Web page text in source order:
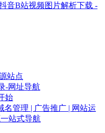
音B站视频图片解析下载 -
站点
-网址导航
始
名管理 | 广告推广 | 网站运
站式导航